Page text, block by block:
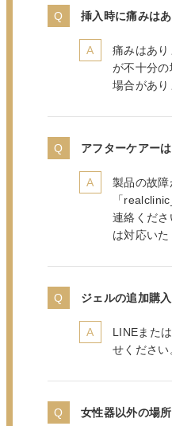
挿入時に痛みは
痛みはあ
が不十分
場合があり
アフターケアー
製品の故
「
連絡くだ
は対応いた
ジェルの追加購
LINEまた
せください
女性器以外の場